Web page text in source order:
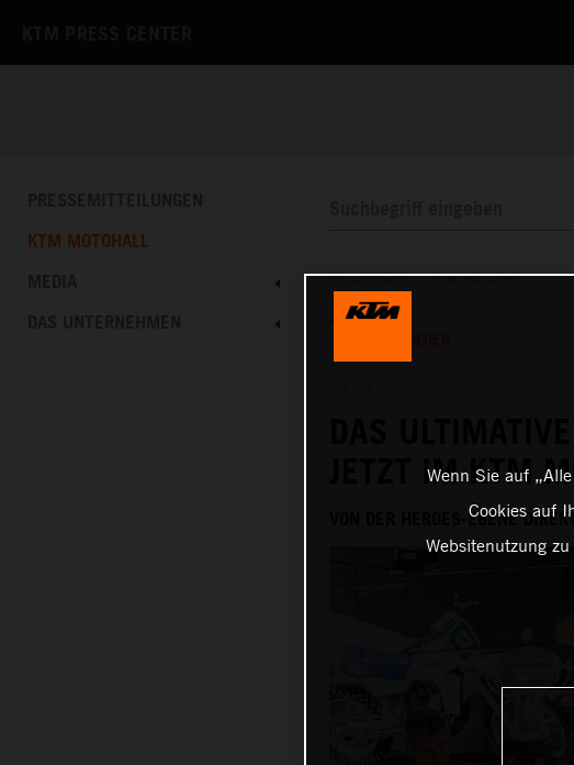
KTM MOTOHALL
MELDUNGEN / KTM MOTOHALL
JETZT IM KTM
VON DER HEROES-EBENE
Wenn Sie auf
Cookies auf
Websitenutzung